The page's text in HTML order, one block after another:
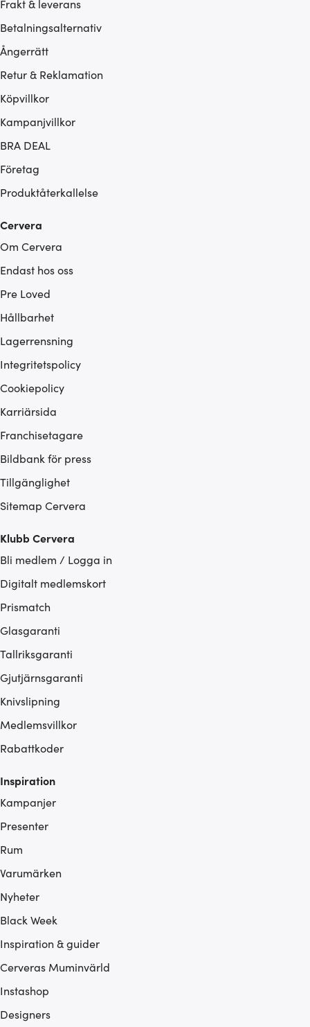
Frakt & leverans
Betalningsalternativ
Ångerrätt
Retur & Reklamation
Köpvillkor
Kampanjvillkor
BRA DEAL
Företag
Produktåterkallelse
Cervera
Om Cervera
Endast hos oss
Pre Loved
Hållbarhet
Lagerrensning
Integritetspolicy
Cookiepolicy
Karriärsida
Franchisetagare
Bildbank för press
Tillgänglighet
Sitemap Cervera
Klubb Cervera
Bli medlem / Logga in
Digitalt medlemskort
Prismatch
Glasgaranti
Tallriksgaranti
Gjutjärnsgaranti
Knivslipning
Medlemsvillkor
Rabattkoder
Inspiration
Kampanjer
Presenter
Rum
Varumärken
Nyheter
Black Week
Inspiration & guider
Cerveras Muminvärld
Instashop
Designers